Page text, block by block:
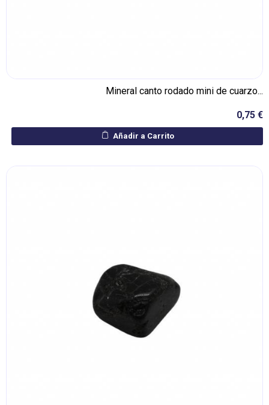
Mineral canto rodado mini de cuarzo...
0,75 €
Añadir a Carrito